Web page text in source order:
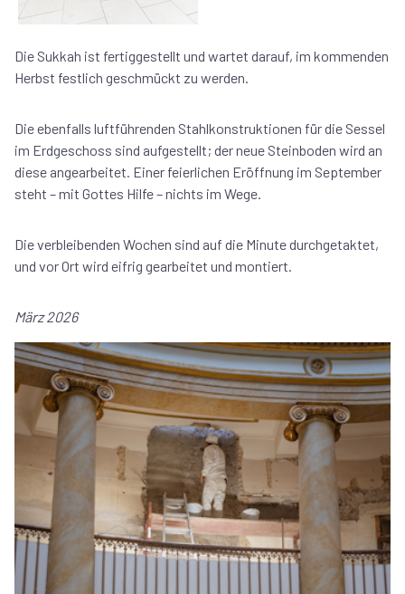
Die Sukkah ist fertiggestellt und wartet darauf, im kommenden
Herbst festlich geschmückt zu werden.
Die ebenfalls luftführenden Stahlkonstruktionen für die Sessel
im Erdgeschoss sind aufgestellt; der neue Steinboden wird an
diese angearbeitet. Einer feierlichen Eröffnung im September
steht – mit Gottes Hilfe – nichts im Wege.
Die verbleibenden Wochen sind auf die Minute durchgetaktet,
und vor Ort wird eifrig gearbeitet und montiert.
März 2026